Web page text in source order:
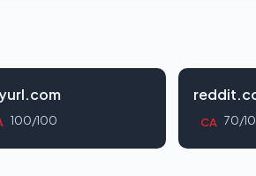
100/100 CA 70/